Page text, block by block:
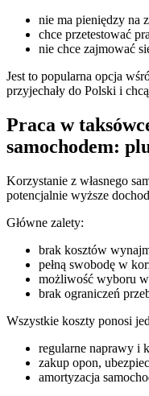
nie ma pieniędzy na
chce przetestować
nie chce zajmować
Jest to popularna opcja
przyjechały do Polski i
Praca w
samochodem:
Korzystanie z własnego
potencjalnie wyższe
Główne zalety:
brak kosztów
pełną swobodę w
możliwość wyboru
brak ograniczeń
Wszystkie koszty ponosi
regularne naprawy i
zakup opon,
amortyzacja